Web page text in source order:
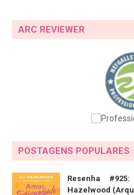
ARC REVIEWER
POSTAGENS POPULARES
Resenha
Hazelwood